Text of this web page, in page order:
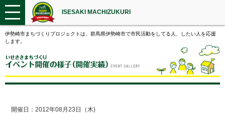
ISESAKI MACHIZUKURI
伊勢崎市まちづくりプロジェクトは、群馬県伊勢崎市で市民活動をしてる人、したい人を応援
します。
開催日：2012年08月23日（木)